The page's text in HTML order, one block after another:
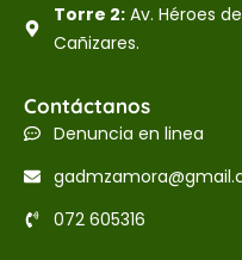
Torre 2:Av. Héroes
Cañizares.
Contáctanos
Denuncia en linea
072 605316